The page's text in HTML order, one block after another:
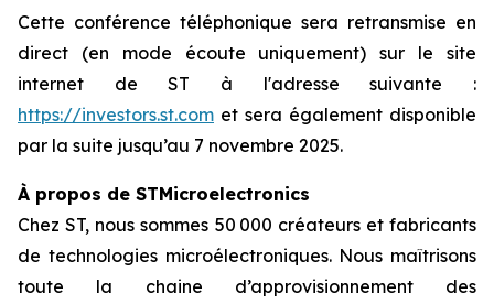
Cette conférence téléphonique sera retransmise en
direct (en mode écoute uniquement) sur le site
internet de ST à l'adresse suivante :
https://investors.st.com et sera également disponible
par la suite jusqu’au 7 novembre 2025.
À propos de STMicroelectronics
Chez ST, nous sommes 50 000 créateurs et fabricants
de technologies microélectroniques. Nous maîtrisons
toute la chaine d’approvisionnement des